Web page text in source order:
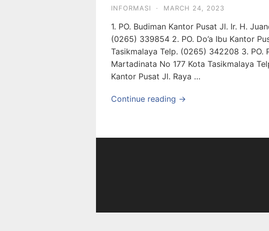
INFORMASI · MARCH 24, 2023
1. PO. Budiman Kantor Pusat Jl. Ir. H.
(0265) 339854 2. PO. Do’a Ibu Kantor
Tasikmalaya Telp. (0265) 342208 3. PO.
Martadinata No 177 Kota Tasikmalaya
Kantor Pusat Jl. Raya …
Continue reading →